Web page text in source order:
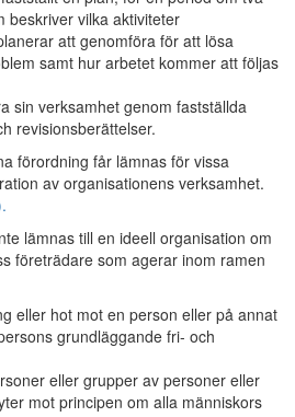
beskriver vilka aktiviteter
att genomföra för att lösa
samt hur arbetet kommer att följas
sin verksamhet genom fastställda
revisionsberättelser.
förordning får lämnas för vissa
av organisationens verksamhet.
lämnas till en ideell organisation om
företrädare som agerar inom ramen
eller hot mot en person eller på annat
grundläggande fri- och
eller grupper av personer eller
mot principen om alla människors